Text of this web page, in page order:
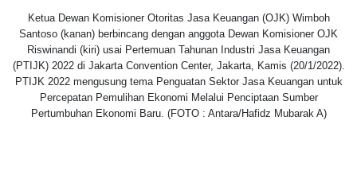
Ketua Dewan Komisioner Otoritas Jasa Keuangan (OJK) Wimboh
Santoso (kanan) berbincang dengan anggota Dewan Komisioner OJK
Riswinandi (kiri) usai Pertemuan Tahunan Industri Jasa Keuangan
(PTIJK) 2022 di Jakarta Convention Center, Jakarta, Kamis (20/1/2022).
PTIJK 2022 mengusung tema Penguatan Sektor Jasa Keuangan untuk
Percepatan Pemulihan Ekonomi Melalui Penciptaan Sumber
Pertumbuhan Ekonomi Baru. (FOTO : Antara/Hafidz Mubarak A)